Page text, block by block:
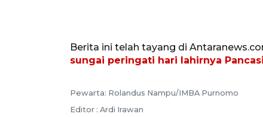
Berita ini telah tayang di
sungai peringati hari lahirnya
Pewarta: Rolandus Nampu/IMBA Purnomo
Editor : Ardi Irawan